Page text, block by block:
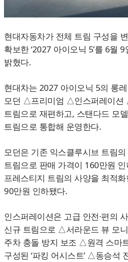
현대자동차가 전체 트림 구성을
확보한 ‘2027 아이오닉 5’를 6월
밝혔다.
현대차는 2027 아이오닉 5의 롱
모던 △프리미엄 △인스퍼레이션
트림으로 재편하고, 스탠다드 모
트림으로 통합해 운영한다.
모던은 기존 익스클루시브 트림
트림으로 판매 가격이 160만원
프레스티지 트림의 사양을 최적
90만원 인하됐다.
인스퍼레이션은 고급 안전·편의
신규 트림으로 △서라운드 뷰 모
주차 충돌 방지 보조 △원격 스마
구성된 ‘파킹 어시스트’ △동승석